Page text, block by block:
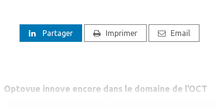
Partager Imprimer Email
Optovue innove encore dans le domaine de l’OCT